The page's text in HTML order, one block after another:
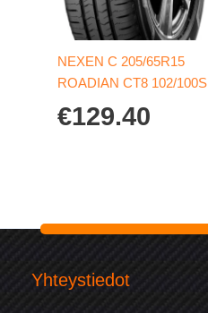
NEXEN C 205/65R15
ROADIAN CT8 102/100S
€129.40
Yhteystiedot